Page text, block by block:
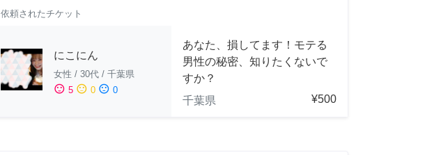
依頼されたチケット
にこにん
女性 / 30代 / 千葉県
sentiment_satisfied 5 sentiment_neutral 0 sentiment_dissatisfied 0
あなた、損してます！モテる
男性の秘密、知りたくないで
すか？
千葉県
¥500